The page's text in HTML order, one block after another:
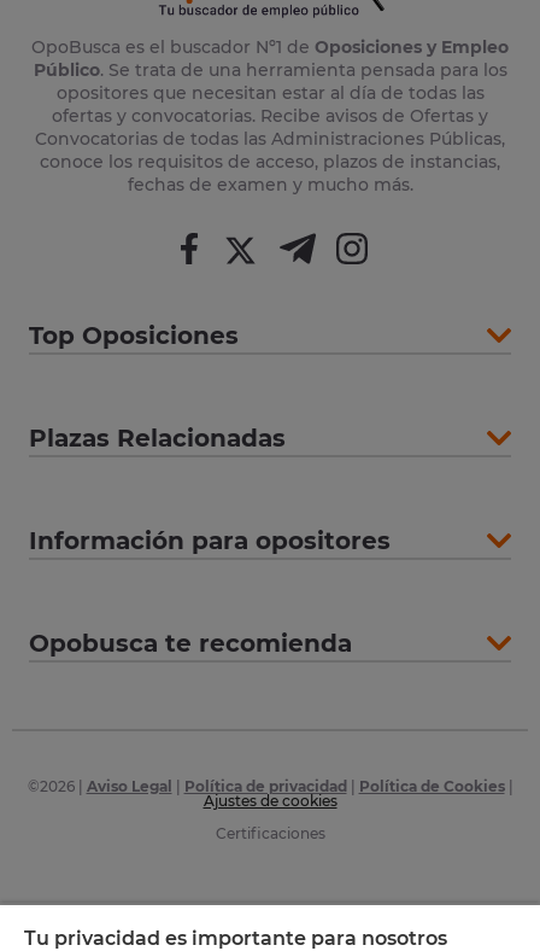
OpoBusca es el buscador Nº1 de Oposiciones y Empleo
Público. Se trata de una herramienta pensada para los
opositores que necesitan estar al día de todas las
ofertas y convocatorias. Recibe avisos de Ofertas y
Convocatorias de todas las Administraciones Públicas,
conoce los requisitos de acceso, plazos de instancias,
fechas de examen y mucho más.
Top Oposiciones
Plazas Relacionadas
Información para opositores
Opobusca te recomienda
©2026| Aviso Legal Política de privacidad Política de Cookies|
Ajustes de cookies
Certificaciones
Tu privacidad es importante para nosotros